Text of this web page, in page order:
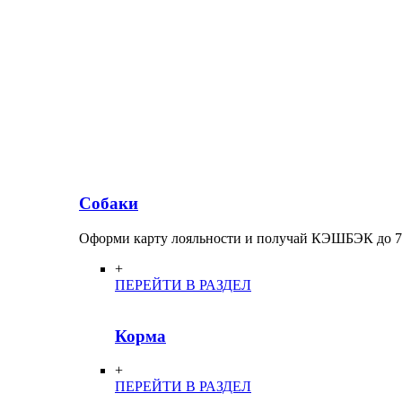
Собаки
Оформи карту лояльности и получай КЭШБЭК до
+
ПЕРЕЙТИ В РАЗДЕЛ
Корма
+
ПЕРЕЙТИ В РАЗДЕЛ